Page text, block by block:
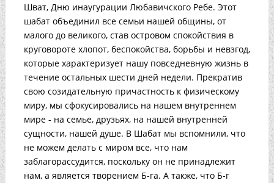
Шват, Дню инаугурации Любавичского Ребе. Этот
шабат объединил все семьи нашей общины, от
малого до великого, став островом спокойствия в
круговороте хлопот, беспокойства, борьбы и невзгод,
которые характеризует нашу повседневную жизнь в
течение остальных шести дней недели. Прекратив
свою созидательную причастность к физическому
миру, мы сфокусировались на нашем внутреннем
мире - на семье, друзьях, на нашей внутренней
сущности, нашей душе. В Шабат мы вспомнили, что
не можем делать с миром все, что нам
заблагорассудится, поскольку он не принадлежит
нам, а является творением Б-га. А также, что Б-г